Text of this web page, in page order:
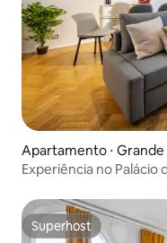
Apartamento ⋅
Experiência no
Superhost
Superhost